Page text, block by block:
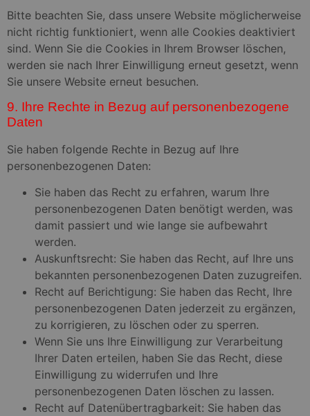
Bitte beachten Sie, dass unsere Website möglicherweise
nicht richtig funktioniert, wenn alle Cookies deaktiviert
sind. Wenn Sie die Cookies in Ihrem Browser löschen,
werden sie nach Ihrer Einwilligung erneut gesetzt, wenn
Sie unsere Website erneut besuchen.
9. Ihre Rechte in Bezug auf personenbezogene
Daten
Sie haben folgende Rechte in Bezug auf Ihre
personenbezogenen Daten:
Sie haben das Recht zu erfahren, warum Ihre
personenbezogenen Daten benötigt werden, was
damit passiert und wie lange sie aufbewahrt
werden.
Auskunftsrecht: Sie haben das Recht, auf Ihre uns
bekannten personenbezogenen Daten zuzugreifen.
Recht auf Berichtigung: Sie haben das Recht, Ihre
personenbezogenen Daten jederzeit zu ergänzen,
zu korrigieren, zu löschen oder zu sperren.
Wenn Sie uns Ihre Einwilligung zur Verarbeitung
Ihrer Daten erteilen, haben Sie das Recht, diese
Einwilligung zu widerrufen und Ihre
personenbezogenen Daten löschen zu lassen.
Recht auf Datenübertragbarkeit: Sie haben das